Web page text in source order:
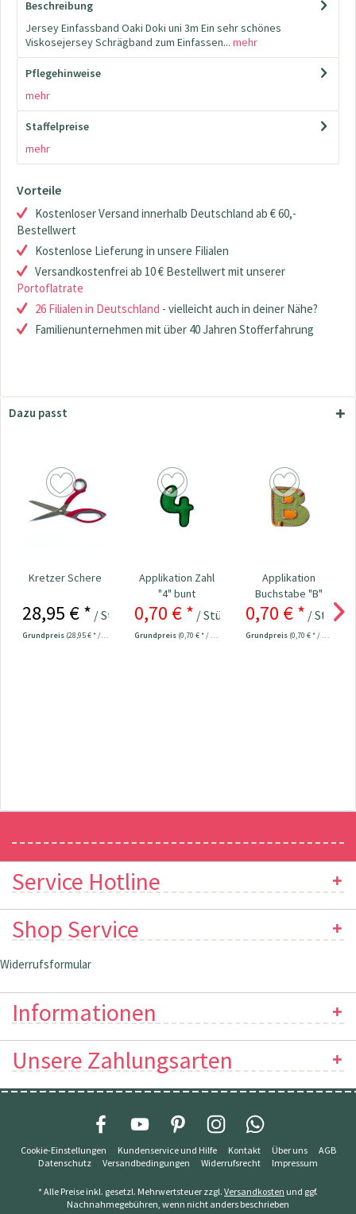
Beschreibung
Jersey Einfassband Oaki Doki uni 3m Ein sehr schönes
Viskosejersey Schrägband zum Einfassen... mehr
Pflegehinweise
mehr
Staffelpreise
mehr
Vorteile
Kostenloser Versand innerhalb Deutschland ab € 60,-
Bestellwert
Kostenlose Lieferung in unsere Filialen
Versandkostenfrei ab 10 € Bestellwert mit unserer
Portoflatrate
26 Filialen in Deutschland - vielleicht auch in deiner Nähe?
Familienunternehmen mit über 40 Jahren Stofferfahrung
Dazu passt
Kretzer Schere
28,95 € * / Stück
Grundpreis (28,95 € * / 1 Stück)
Applikation Zahl
"4" bunt
0,70 € * / Stück 0,85 € *
Grundpreis (0,70 € * / 1 Stück)
Applikation
Buchstabe "B"
bunt
0,70 € * / Stück
Grundpreis (0,70 € * / 1 Stück)
Service Hotline
Shop Service
Widerrufsformular
Informationen
Unsere Zahlungsarten
Cookie-Einstellungen Kundenservice und Hilfe Kontakt Über uns
AGB
Datenschutz
Versandbedingungen Widerrufsrecht Impressum
* Alle Preise inkl. gesetzl. Mehrwertsteuer zzgl. Versandkosten und ggf.
Nachnahmegebühren, wenn nicht anders beschrieben